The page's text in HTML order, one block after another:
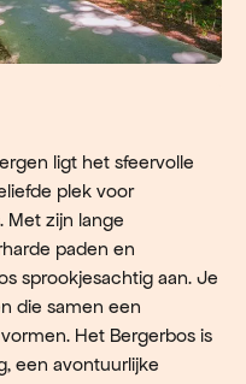
ligt het sfeervolle
plek voor
Met zijn lange
paden en
sprookjesachtig aan. Je
die samen een
Het Bergerbos is
een avontuurlijke